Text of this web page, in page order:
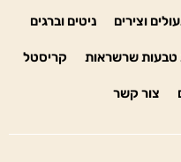
וצירים ניטים וברגים
טבעות שרשראות קריסטל
צור קשר